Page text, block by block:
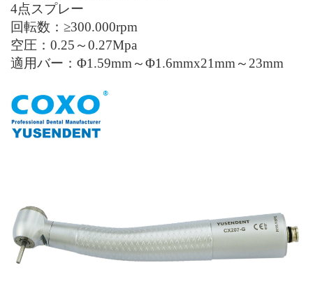
4点スプレー
回転数：≥300.000rpm
空圧：0.25～0.27Mpa
適用バー：Φ1.59mm～Φ1.6mmx21mm～23mm